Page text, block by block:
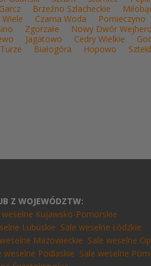
Garcz Brzeźno Szlacheckie
Wiele Czarna Woda Pomieczyno
Zgorzałe
Nowy Dwór
Jagatowo Cedry Wielkie
Turze Białogóra Hopowo
Z WOJEWÓDZTW:
weselne Kujawsko-Pomorskie
Lubuskie Sale weselne Łódzkie
Mazowieckie Sale weselne
weselne Podlaskie Sale weselne